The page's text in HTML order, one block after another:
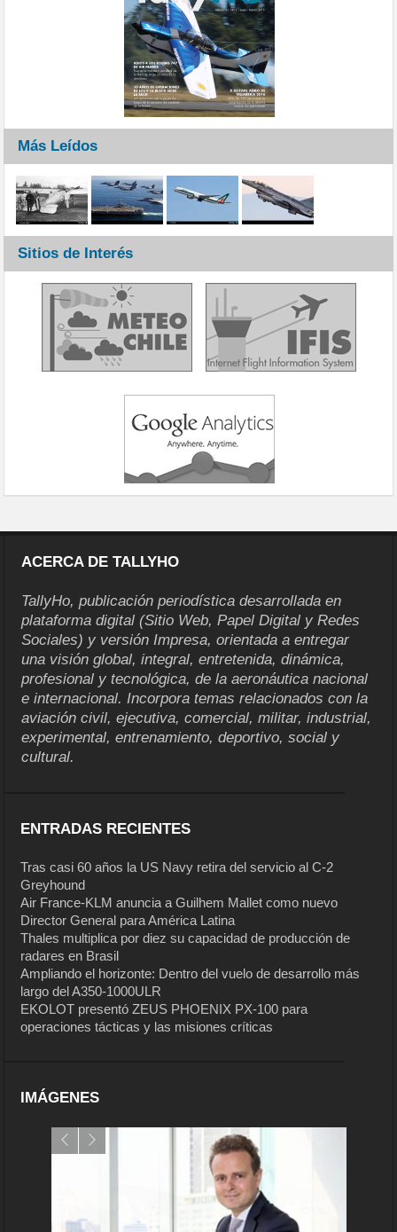
Más Leídos
Sitios de Interés
ACERCA DE TALLYHO
TallyHo, publicación periodística desarrollada en
plataforma digital (Sitio Web, Papel Digital y Redes
Sociales) y versión Impresa, orientada a entregar
una visión global, integral, entretenida, dinámica,
profesional y tecnológica, de la aeronáutica nacional
e internacional. Incorpora temas relacionados con la
aviación civil, ejecutiva, comercial, militar, industrial,
experimental, entrenamiento, deportivo, social y
cultural.
ENTRADAS RECIENTES
Tras casi 60 años la US Navy retira del servicio al C-2
Greyhound
Air France-KLM anuncia a Guilhem Mallet como nuevo
Director General para América Latina
Thales multiplica por diez su capacidad de producción de
radares en Brasil
Ampliando el horizonte: Dentro del vuelo de desarrollo más
largo del A350-1000ULR
EKOLOT presentó ZEUS PHOENIX PX-100 para
operaciones tácticas y las misiones críticas
IMÁGENES